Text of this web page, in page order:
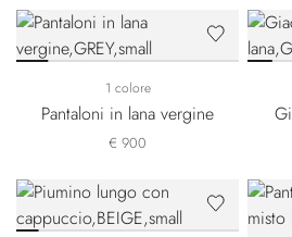
1 colore
Pantaloni in lana vergine
€ 900